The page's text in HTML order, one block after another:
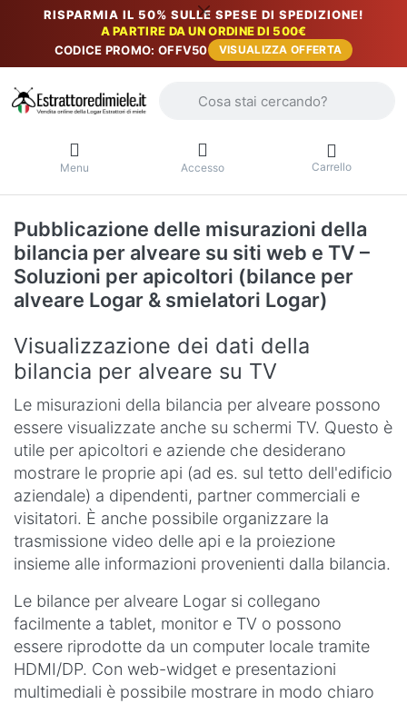
RISPARMIA IL 50% SULLE SPESE DI SPEDIZIONE!
A PARTIRE DA UN ORDINE DI 500€
CODICE PROMO: OFFV50
VISUALIZZA OFFERTA
Menu Accesso Carrello
Pubblicazione delle misurazioni della
bilancia per alveare su siti web e TV –
Soluzioni per apicoltori (bilance per
alveare Logar & smielatori Logar)
Visualizzazione dei dati della
bilancia per alveare su TV
Le misurazioni della bilancia per alveare possono
essere visualizzate anche su schermi TV. Questo è
utile per apicoltori e aziende che desiderano
mostrare le proprie api (ad es. sul tetto dell'edificio
aziendale) a dipendenti, partner commerciali e
visitatori. È anche possibile organizzare la
trasmissione video delle api e la proiezione
insieme alle informazioni provenienti dalla bilancia.
Le bilance per alveare Logar si collegano
facilmente a tablet, monitor e TV o possono
essere riprodotte da un computer locale tramite
HDMI/DP. Con web-widget e presentazioni
multimediali è possibile mostrare in modo chiaro